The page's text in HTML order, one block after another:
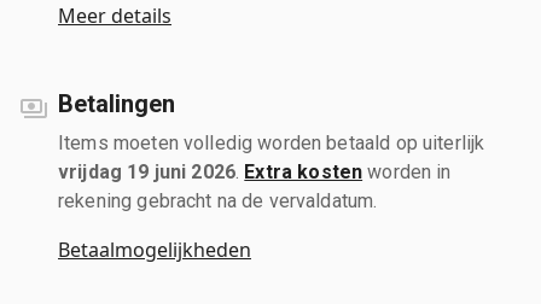
Meer details
Betalingen
Items moeten volledig worden betaald op uiterlijk
vrijdag 19 juni 2026 Extra kosten worden in
rekening gebracht na de vervaldatum.
Betaalmogelijkheden